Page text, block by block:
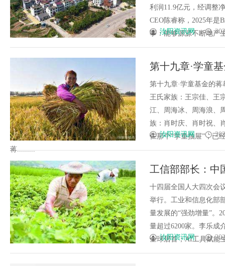
利润11.9亿元，经调整
CEO陈睿称，2025年是
事：能够源源不断地产
汝阳资讯网
第十九章·学童
王宗佳【民国小
第十九章·学童基金的
王氏家族：王宗佳、王
江、周海冰、周海浪、
族：肖时庆、肖时祝、
仨那个“学童抽屉”，已
蒋.........
汝阳资讯网
工信部部长：中
十四届全国人大四次会
举行。工业和信息化部
量发展的“强劲增量”。
量超过6200家。李乐成
全球居首；AI工具赋能
汝阳资讯网